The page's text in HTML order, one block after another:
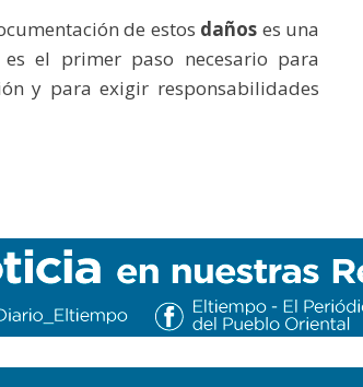
de estos daños es una
el primer paso necesario para
y para exigir responsabilidades